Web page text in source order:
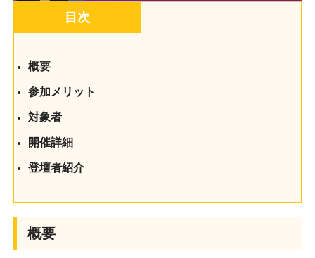
目次
概要
参加メリット
対象者
開催詳細
登壇者紹介
概要